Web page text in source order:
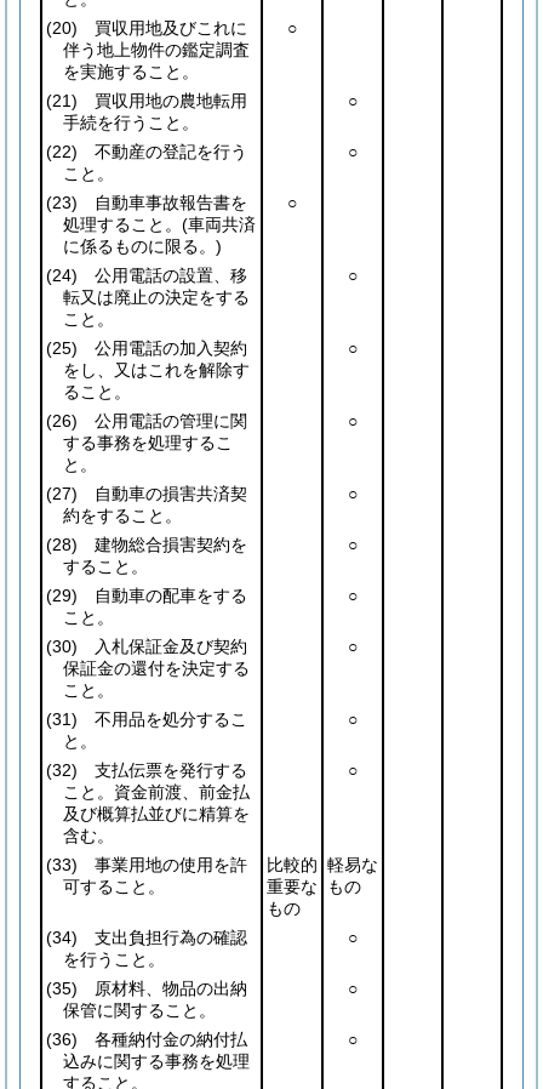
(20) 買収用地及びこれに
伴う地上物件の鑑定調査
を実施すること。
○
(21) 買収用地の農地転用
手続を行うこと。
○
(22) 不動産の登記を行う
こと。
○
(23) 自動車事故報告書を
処理すること。 (車両共済
に係るものに限る。)
○
(24) 公用電話の設置、移
転又は廃止の決定をする
こと。
○
(25) 公用電話の加入契約
をし、又はこれを解除す
ること。
○
(26) 公用電話の管理に関
する事務を処理するこ
と。
○
(27) 自動車の損害共済契
約をすること。
○
(28) 建物総合損害契約を
すること。
○
(29) 自動車の配車をする
こと。
○
(30) 入札保証金及び契約
保証金の還付を決定する
こと。
○
(31) 不用品を処分するこ
と。
○
(32) 支払伝票を発行する
こと。資金前渡、前金払
及び概算払並びに精算を
含む。
○
(33) 事業用地の使用を許
可すること。
比較的
重要な
もの
軽易な
もの
(34) 支出負担行為の確認
を行うこと。
○
(35) 原材料、物品の出納
保管に関すること。
○
(36) 各種納付金の納付払
込みに関する事務を処理
すること。
○